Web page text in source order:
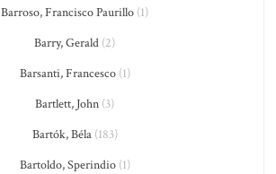
Barroso, Francisco Paurillo (1)
Barry, Gerald (2)
Barsanti, Francesco(1)
Bartlett, John (3)
Bartók, Béla(183)
Bartoldo, Sperindio(1)